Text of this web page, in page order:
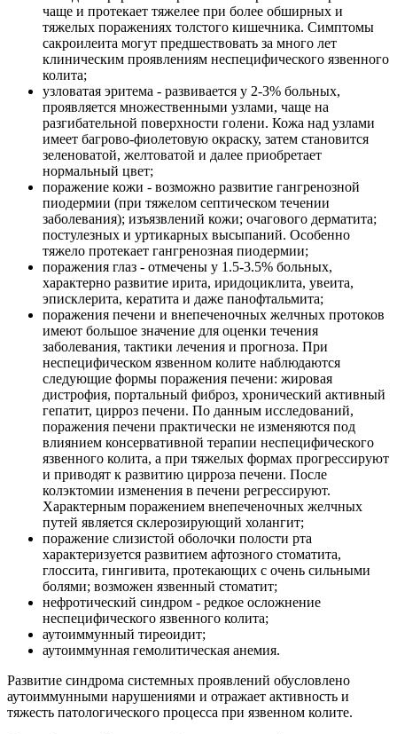
чаще и протекает тяжелее при более обширных и
тяжелых поражениях толстого кишечника. Симптомы
сакроилеита могут предшествовать за много лет
клиническим проявлениям неспецифического язвенного
колита;
узловатая эритема - развивается у 2-3% больных,
проявляется множественными узлами, чаще на
разгибательной поверхности голени. Кожа над узлами
имеет багрово-фиолетовую окраску, затем становится
зеленоватой, желтоватой и далее приобретает
нормальный цвет;
поражение кожи - возможно развитие гангренозной
пиодермии (при тяжелом септическом течении
заболевания); изъязвлений кожи; очагового дерматита;
постулезных и уртикарных высыпаний. Особенно
тяжело протекает гангренозная пиодермии;
поражения глаз - отмечены у 1.5-3.5% больных,
характерно развитие ирита, иридоциклита, увеита,
эписклерита, кератита и даже панофтальмита;
поражения печени и внепеченочных желчных протоков
имеют большое значение для оценки течения
заболевания, тактики лечения и прогноза. При
неспецифическом язвенном колите наблюдаются
следующие формы поражения печени: жировая
дистрофия, портальный фиброз, хронический активный
гепатит, цирроз печени. По данным исследований,
поражения печени практически не изменяются под
влиянием консервативной терапии неспецифического
язвенного колита, а при тяжелых формах прогрессируют
и приводят к развитию цирроза печени. После
колэктомии изменения в печени регрессируют.
Характерным поражением внепеченочных желчных
путей является склерозирующий холангит;
поражение слизистой оболочки полости рта
характеризуется развитием афтозного стоматита,
глоссита, гингивита, протекающих с очень сильными
болями; возможен язвенный стоматит;
нефротический синдром - редкое осложнение
неспецифического язвенного колита;
аутоиммунный тиреоидит;
аутоиммунная гемолитическая анемия.
Развитие синдрома системных проявлений обусловлено
аутоиммунными нарушениями и отражает активность и
тяжесть патологического процесса при язвенном колите.